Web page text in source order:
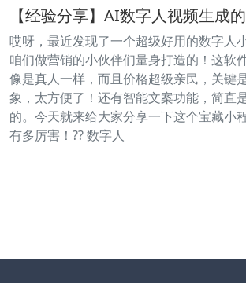
【经验分享】AI数字人视频生成
哎呀，最近发现了一个超级好用的数字人
咱们做营销的小伙伴们量身打造的！这软
像是真人一样，而且价格超级亲民，关键
象，太方便了！还有智能文案功能，简直
的。今天就来给大家分享一下这个宝藏小
有多厉害！?? 数字人